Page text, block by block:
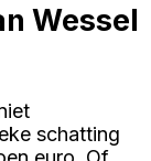
Wessel
schatting